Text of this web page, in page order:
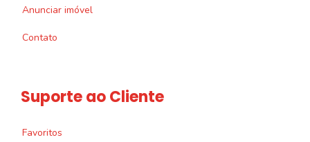
Anunciar imóvel
Contato
Suporte ao Cliente
Favoritos